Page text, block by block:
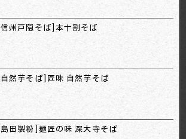
[信州戸隠そば]本十割そば
[自然芋そば]匠味 自然芋そば
[島田製粉]麺匠の味 深大寺そば